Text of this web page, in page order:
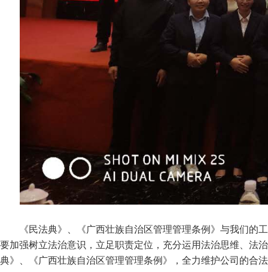
《民法典》、《广西壮族自治区管理管理条例》与我们
要加强树立法治意识，立足职责定位，充分运用法治思维、法
典》、《广西壮族自治区管理管理条例》，全力维护公司的合